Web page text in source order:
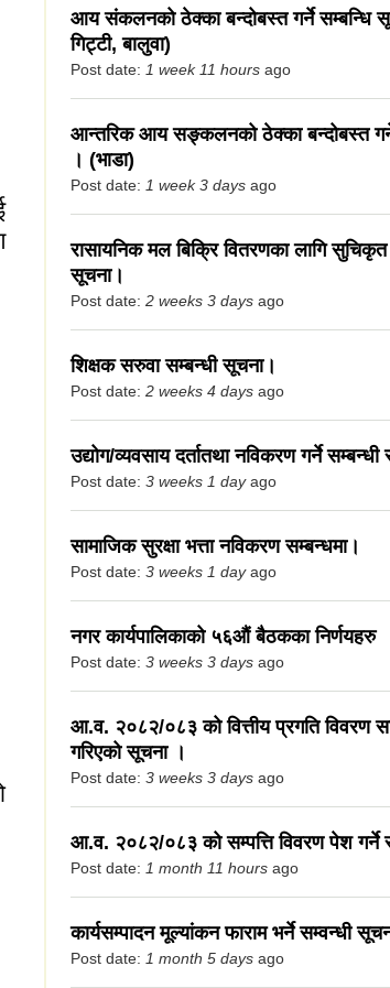
आय संकलनको ठेक्का बन्दोबस्त गर्ने सम्बन्धि
गिट्टी, बालुवा)
Post date: 1 week 11 hours ago
आन्तरिक आय सङ्कलनको ठेक्का बन्दोबस्त
। (भाडा)
Post date: 1 week 3 days ago
रासायनिक मल बिक्रि वितरणका लागि
सूचना।
Post date: 2 weeks 3 days ago
शिक्षक सरुवा सम्बन्धी सूचना।
Post date: 2 weeks 4 days ago
उद्योग/व्यवसाय दर्तातथा नविकरण गर्ने
Post date: 3 weeks 1 dayago
सामाजिक सुरक्षा भत्ता नविकरण सम्बन्धमा।
Post date: 3 weeks 1 dayago
नगर कार्यपालिकाको ५६औं बैठकका निर्णयहरु
Post date: 3 weeks 3 days ago
आ.व. २०८२/०८३ को वित्तीय प्रगति विवरण
गरिएको सूचना ।
Post date: 3 weeks 3 days ago
आ.व. २०८२/०८३ को सम्पत्ति विवरण पेश गर्ने
Post date: 1 month 11 hours ago
कार्यसम्पादन मूल्यांकन फाराम भर्ने सम्वन्धी
Post date: 1 month 5 days ago